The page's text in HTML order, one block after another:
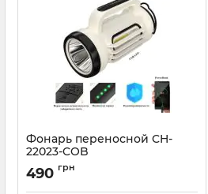
Фонарь переносной CH-
22023-COB
Артикул:CH-22023-COB
490 грн